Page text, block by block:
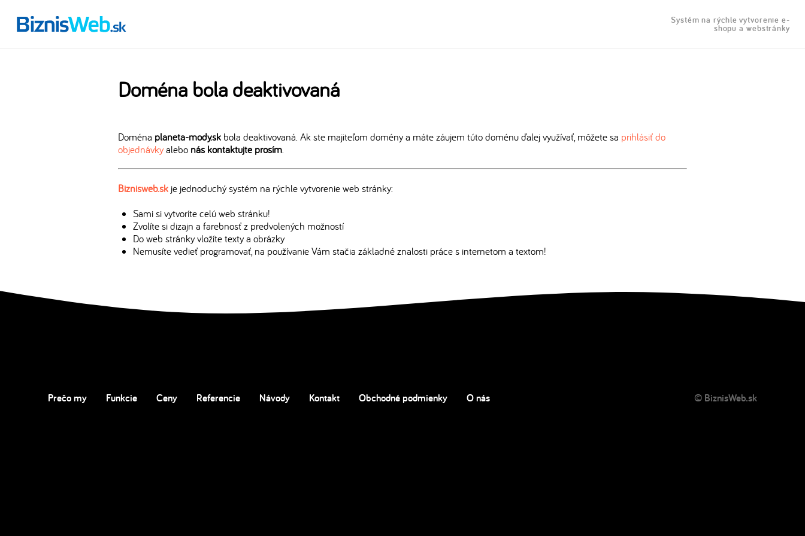
Systém na rýchle vytvorenie e-
shopu a webstránky
Doména bola deaktivovaná
Doména planeta-mody.sk bola deaktivovaná. Ak ste majiteľom domény a máte záujem túto doménu ďalej využívať, môžete sa prihlásiť do
objednávkyalebo nás kontaktujte prosím
Biznisweb.sk je jednoduchý systém na rýchle vytvorenie web stránky:
Sami si vytvoríte celú web stránku!
Zvolíte si dizajn a farebnosť z predvolených možností
Do web stránky vložíte texty a obrázky
Nemusíte vedieť programovať, na používanie Vám stačia základné znalosti práce s internetom a textom!
Prečo my Funkcie Ceny Referencie Návody Kontakt Obchodné podmienky O nás © BiznisWeb.sk